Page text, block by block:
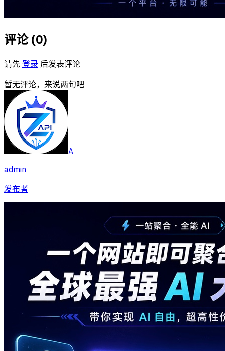
评论 (0)
请先 登录 后发表评论
暂无评论，来说两句吧
A
admin
发布者